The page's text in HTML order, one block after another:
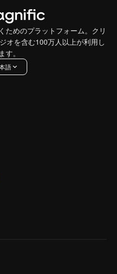
ためのプラットフォーム。クリ
オを含む100万人以上が利用し
す。
語